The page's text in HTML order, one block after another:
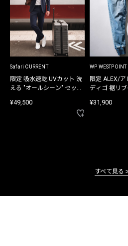
Safari CURRENT
限定 吸水速乾 UVカット 洗
える "オールシーン" セット
¥49,500
WP WESTPOINT
限定 ALEX/
ディゴ 裾リブ
¥31,900
すべて見る